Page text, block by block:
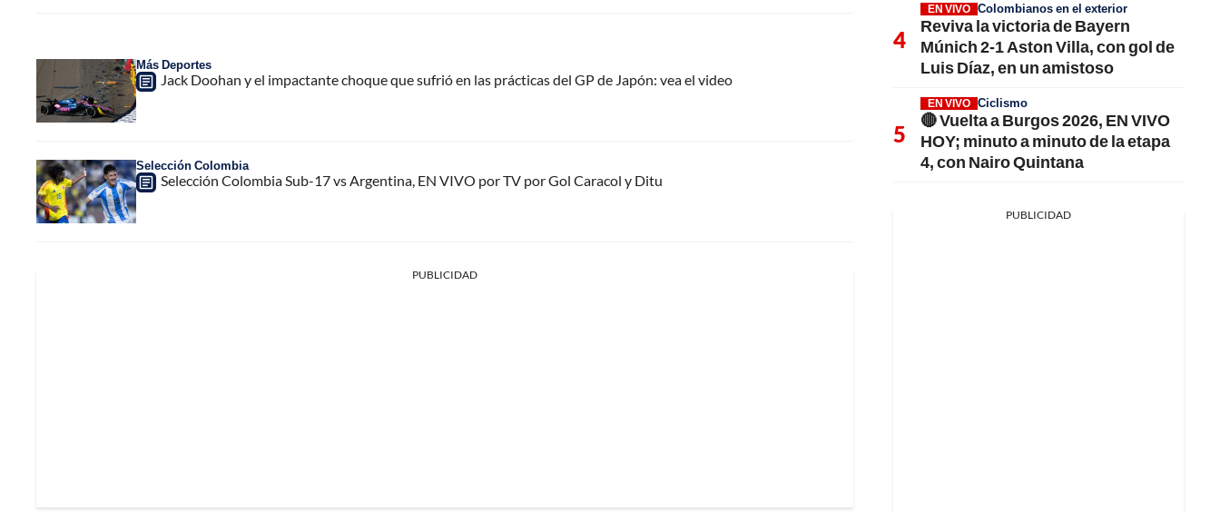
Más Deportes
Jack Doohan y el impactante choque que sufrió en las prácticas del GP de Japón: vea el video
Selección Colombia
Selección Colombia Sub-17 vs Argentina, EN VIVO por TV por Gol Caracol y Ditu
PUBLICIDAD
EN VIVO Colombianos en el exterior
Reviva la victoria de Bayern
Múnich 2-1 Aston Villa, con gol de
Luis Díaz, en un amistoso
EN VIVO Ciclismo
🔴 Vuelta a Burgos 2026, EN VIVO
HOY; minuto a minuto de la etapa
4, con Nairo Quintana
PUBLICIDAD